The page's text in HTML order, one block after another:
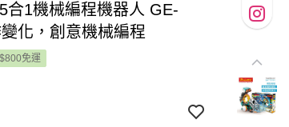
5合1機械編程機器人 GE-
化，創意機械編程
免運